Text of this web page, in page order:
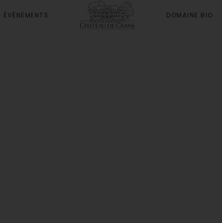
ÉVÈNEMENTS DOMAINE BIO